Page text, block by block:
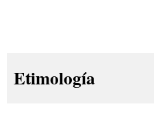
Etimología